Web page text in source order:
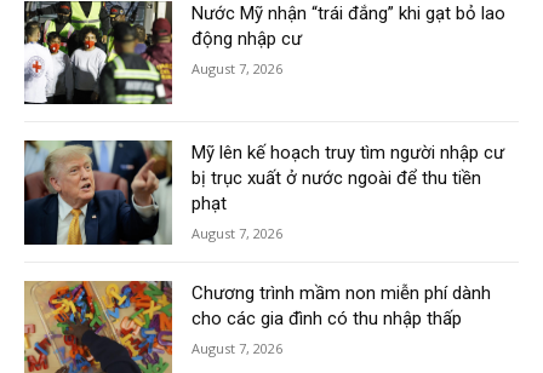
Nước Mỹ nhận “trái đắng” khi gạt bỏ lao
động nhập cư
August 7, 2026
Mỹ lên kế hoạch truy tìm người nhập cư
bị trục xuất ở nước ngoài để thu tiền
phạt
August 7, 2026
Chương trình mầm non miễn phí dành
cho các gia đình có thu nhập thấp
August 7, 2026